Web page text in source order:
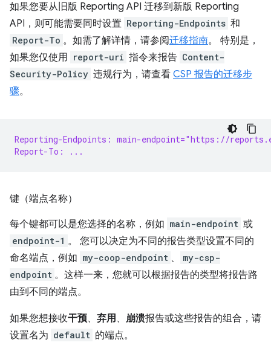
如果您要从旧版 Reporting API 迁移到新版 Reporting
API，则可能需要同时设置 Reporting-Endpoints 和
Report-To 。如需了解详情，请参阅迁移指南。 特别是，
如果您仅使用 report-uri 指令来报告 Content-
Security-Policy 违规行为，请查看 CSP 报告的迁移步
骤。
Reporting-Endpoints: main-endpoint="https://
Report-To: ...
键（端点名称）
每个键都可以是您选择的名称，例如 main-endpoint 或
endpoint-1 。 您可以决定为不同的报告类型设置不同的
命名端点，例如 my-coop-endpoint 、
my-csp-
endpoint 。这样一来，您就可以根据报告的类型将报告路
由到不同的端点。
如果您想接收干预、 弃用、 崩溃报告或这些报告的组合，请
设置名为 default 的端点。